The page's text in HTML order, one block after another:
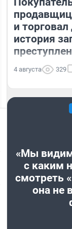
и
история
4 августа 329
«Мы
с каким
смотреть
она не